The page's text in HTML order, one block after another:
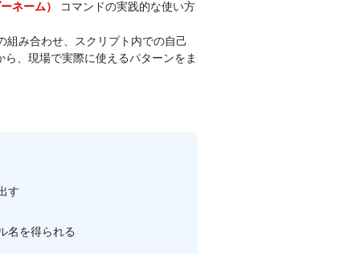
ネーム） コマンドの実践的な使い方
み合わせ、スクリプト内での自己
、現場で実際に使えるパターンをま
す
名を得られる